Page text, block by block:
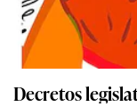
Decretos